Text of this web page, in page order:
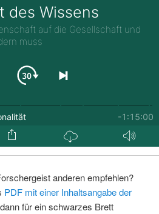
anderen empfehlen?
PDF mit einer Inhaltsangabe der
für ein schwarzes Brett